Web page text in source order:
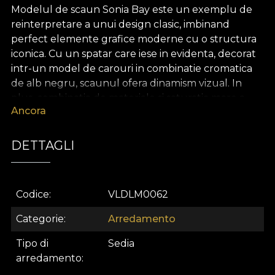
Modelul de scaun Sonia Bay este un exemplu de
reinterpretare a unui design clasic, imbinand
perfect elemente grafice moderne cu o structura
iconica. Cu un spatar care iese in evidenta, decorat
intr-un model de carouri in combinatie cromatica
de alb negru, scaunul ofera dinamism vizual. In
plus, combinatia de materiale si saturatia mare a
culorilor de pe tapiteria de catifea creeaza un
geometric are scopul de a oferi un aer avangardist,
Modelul de scaun Sonia Bay este prevazut cu un
creeaza un contrast surprinzator cu spatarul
monocrom, accentuand bogatia materialului si
asigurand un confort exceptional. Catifeaua, o
Ancora
DETTAGLI
Codice VLDLM0062
Categorie Arredamento
Tipo di
arredamento
Sedia